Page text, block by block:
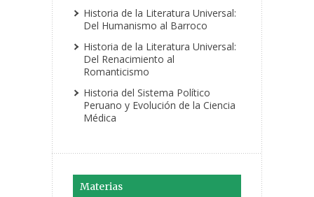
Historia de la Literatura Universal:
Del Humanismo al Barroco
Historia de la Literatura Universal:
Del Renacimiento al
Romanticismo
Historia del Sistema Político
Peruano y Evolución de la Ciencia
Médica
Materias